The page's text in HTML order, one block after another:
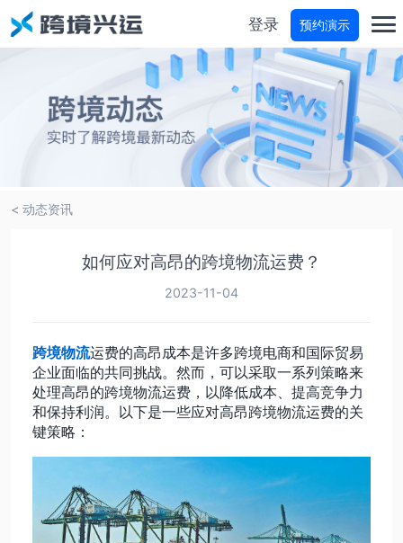
分仓宝
物流商城
轨迹查询
价格咨询
动态资讯
关于我们
登录 预约演示
< 动态资讯
如何应对高昂的跨境物流运费？
2023-11-04
跨境物流运费的高昂成本是许多跨境电商和国际贸易
企业面临的共同挑战。然而，可以采取一系列策略来
处理高昂的跨境物流运费，以降低成本、提高竞争力
和保持利润。以下是一些应对高昂跨境物流运费的关
键策略：